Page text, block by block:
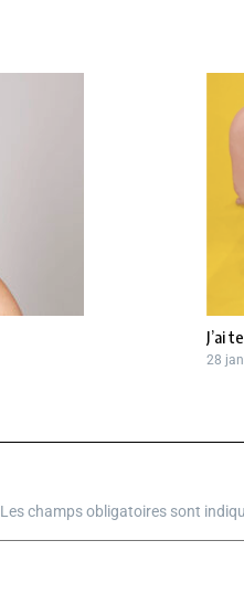
J’ai
28
Les champs obligatoires sont